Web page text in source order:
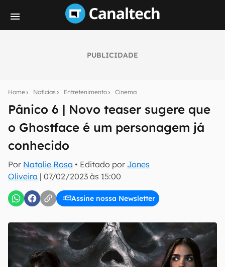
PUBLICIDADE
Home Notícias Entretenimento Cinema
Pânico 6 | Novo teaser sugere que
o Ghostface é um personagem já
conhecido
Por Natalie Rosa • Editado por Jones
Oliveira | 07/02/2023 às 15:00
Assine nossa Newsletter
notícias e reviews sobre tecnologia em primeira
mão.
E-mail
inscreva-se
Confirmo que li, aceito e concordo com os Termos de
Uso e Política de Privacidade do Canaltech.